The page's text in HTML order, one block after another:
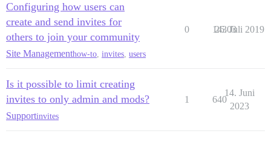
Configuring how users can
create and send invites for
others to join your community
Site Managementhow-to invites users
0 14303
26. Juli 2019
Is it possible to limit creating
invites to only admin and mods?
Supportinvites
1 640
14. Juni
2023